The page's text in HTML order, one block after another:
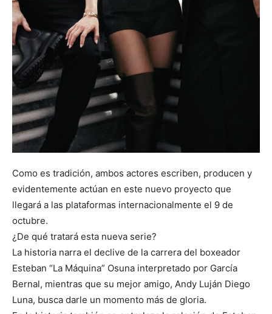
Como es tradición, ambos actores escriben, producen y
evidentemente actúan en este nuevo proyecto que
llegará a las plataformas internacionalmente el 9 de
octubre.
¿De qué tratará esta nueva serie?
La historia narra el declive de la carrera del boxeador
Esteban “La Máquina” Osuna interpretado por García
Bernal, mientras que su mejor amigo, Andy Luján Diego
Luna, busca darle un momento más de gloria.